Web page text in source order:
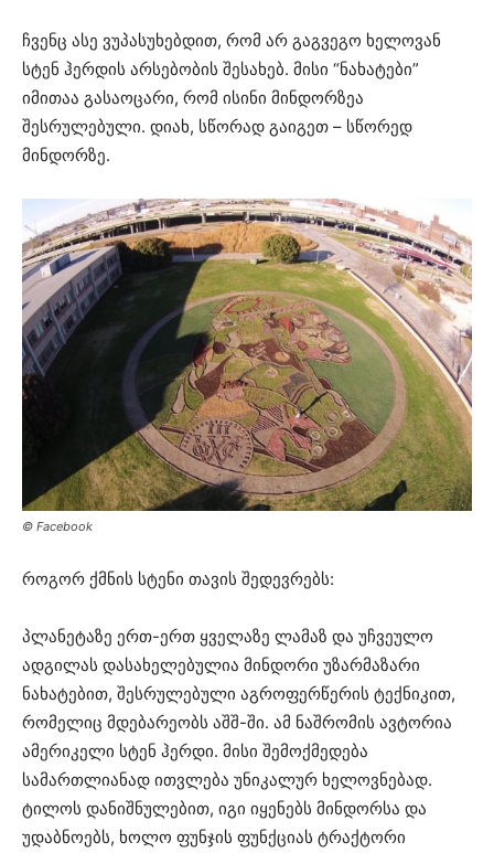
ჩვენც ასე ვუპასუხებდით, რომ არ გაგვეგო ხელოვან
სტენ ჰერდის არსებობის შესახებ. მისი “ნახატები”
იმითაა გასაოცარი, რომ ისინი მინდორზეა
შესრულებული. დიახ, სწორად გაიგეთ – სწორედ
მინდორზე.
© Facebook
როგორ ქმნის სტენი თავის შედევრებს:
პლანეტაზე ერთ-ერთ ყველაზე ლამაზ და უჩვეულო
ადგილას დასახელებულია მინდორი უზარმაზარი
ნახატებით, შესრულებული აგროფერწერის ტექნიკით,
რომელიც მდებარეობს აშშ-ში. ამ ნაშრომის ავტორია
ამერიკელი სტენ ჰერდი. მისი შემოქმედება
სამართლიანად ითვლება უნიკალურ ხელოვნებად.
ტილოს დანიშნულებით, იგი იყენებს მინდორსა და
უდაბნოებს, ხოლო ფუნჯის ფუნქციას ტრაქტორი